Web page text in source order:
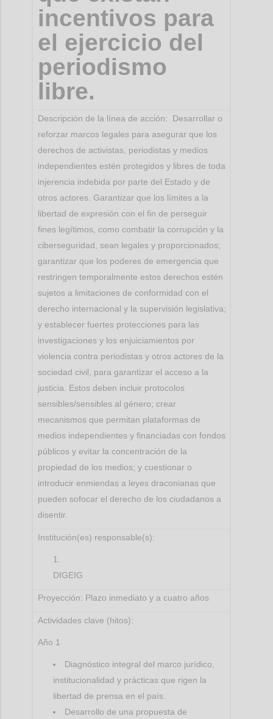
incentivos para
el ejercicio del
periodismo
libre.
Descripción de la línea de acción: Desarrollar o
reforzar marcos legales para asegurar que los
derechos de activistas, periodistas y medios
independientes estén protegidos y libres de toda
injerencia indebida por parte del Estado y de
otros actores. Garantizar que los límites a la
libertad de expresión con el fin de perseguir
fines legítimos, como combatir la corrupción y la
ciberseguridad, sean legales y proporcionados;
garantizar que los poderes de emergencia que
restringen temporalmente estos derechos estén
sujetos a limitaciones de conformidad con el
derecho internacional y la supervisión legislativa;
y establecer fuertes protecciones para las
investigaciones y los enjuiciamientos por
violencia contra periodistas y otros actores de la
sociedad civil, para garantizar el acceso a la
justicia. Estos deben incluir protocolos
sensibles/sensibles al género; crear
mecanismos que permitan plataformas de
medios independientes y financiadas con fondos
públicos y evitar la concentración de la
propiedad de los medios; y cuestionar o
introducir enmiendas a leyes draconianas que
pueden sofocar el derecho de los ciudadanos a
disentir.
Institución(es) responsable(s):
DIGEIG
Proyección: Plazo inmediato y a cuatro años
Actividades clave (hitos):
Año 1
Diagnóstico integral del marco jurídico,
institucionalidad y prácticas que rigen la
libertad de prensa en el país.
Desarrollo de una propuesta de